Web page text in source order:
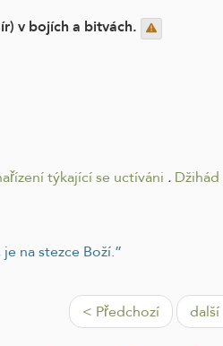
v bojích a bitvách.
týkající se uctíváni .Džihád
na stezce Boží.”
< Předchozí